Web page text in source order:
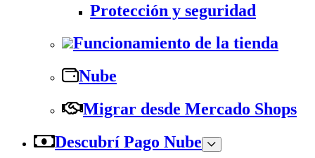
Protección y seguridad
Funcionamiento de la tienda
Nube
Migrar desde Mercado Shops
Descubrí Pago Nube